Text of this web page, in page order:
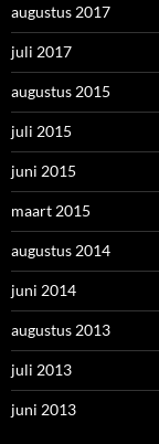
augustus 2017
juli 2017
augustus 2015
juli 2015
juni 2015
maart 2015
augustus 2014
juni 2014
augustus 2013
juli 2013
juni 2013